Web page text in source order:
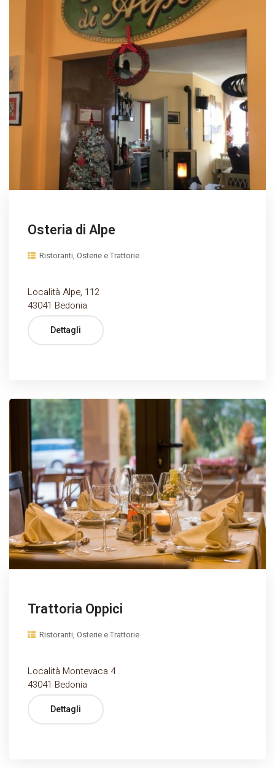
Osteria di Alpe
Ristoranti, Osterie e Trattorie
Località Alpe, 112
43041 Bedonia
Dettagli
Trattoria Oppici
Ristoranti, Osterie e Trattorie
Località Montevaca 4
43041 Bedonia
Dettagli